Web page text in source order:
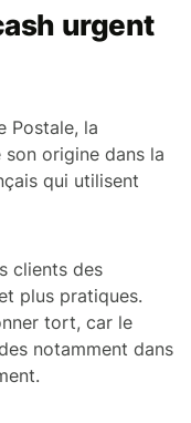
urgent
Postale, la
origine dans la
qui utilisent
clients des
plus pratiques.
tort, car le
notamment dans